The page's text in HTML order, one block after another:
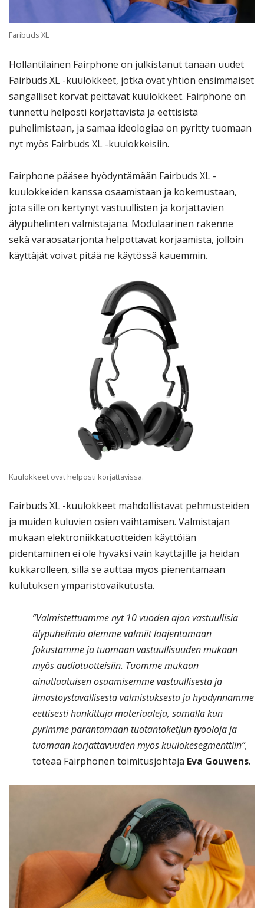
Faribuds XL
Hollantilainen Fairphone on julkistanut tänään uudet
Fairbuds XL -kuulokkeet, jotka ovat yhtiön ensimmäiset
sangalliset korvat peittävät kuulokkeet. Fairphone on
tunnettu helposti korjattavista ja eettisistä
puhelimistaan, ja samaa ideologiaa on pyritty tuomaan
nyt myös Fairbuds XL -kuulokkeisiin.
Fairphone pääsee hyödyntämään Fairbuds XL -
kuulokkeiden kanssa osaamistaan ja kokemustaan,
jota sille on kertynyt vastuullisten ja korjattavien
älypuhelinten valmistajana. Modulaarinen rakenne
sekä varaosatarjonta helpottavat korjaamista, jolloin
käyttäjät voivat pitää ne käytössä kauemmin.
Kuulokkeet ovat helposti korjattavissa.
Fairbuds XL -kuulokkeet mahdollistavat pehmusteiden
ja muiden kuluvien osien vaihtamisen. Valmistajan
mukaan elektroniikkatuotteiden käyttöiän
pidentäminen ei ole hyväksi vain käyttäjille ja heidän
kukkarolleen, sillä se auttaa myös pienentämään
kulutuksen ympäristövaikutusta.
”Valmistettuamme nyt 10 vuoden ajan vastuullisia
älypuhelimia olemme valmiit laajentamaan
fokustamme ja tuomaan vastuullisuuden mukaan
myös audiotuotteisiin. Tuomme mukaan
ainutlaatuisen osaamisemme vastuullisesta ja
ilmastoystävällisestä valmistuksesta ja hyödynnämme
eettisesti hankittuja materiaaleja, samalla kun
pyrimme parantamaan tuotantoketjun työoloja ja
tuomaan korjattavuuden myös kuulokesegmenttiin”,
toteaa Fairphonen toimitusjohtaja Eva Gouwens.